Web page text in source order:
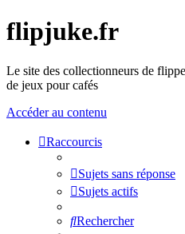
flipjuke.fr
Le site des collectionneurs de
de jeux pour cafés
Accéder au contenu
Raccourcis
Sujets sans réponse
Sujets actifs
Rechercher